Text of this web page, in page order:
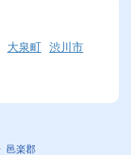
大泉町 渋川市
邑楽郡